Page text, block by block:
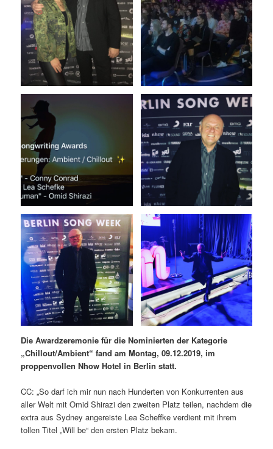
Die Awardzeremonie für die Nominierten der Kategorie
„Chillout/Ambient“ fand am Montag, 09.12.2019, im
proppenvollen Nhow Hotel in Berlin statt.
CC: „So darf ich mir nun nach Hunderten von Konkurrenten aus
aller Welt mit Omid Shirazi den zweiten Platz teilen, nachdem die
extra aus Sydney angereiste Lea Scheffke verdient mit ihrem
tollen Titel „Will be“ den ersten Platz bekam.